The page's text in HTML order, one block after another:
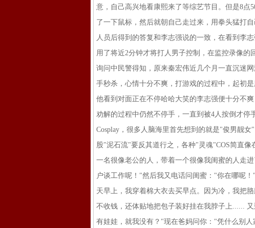
意，自己高兴地看康熙来了等综艺节目。但是8点
了一下鼠标，然后就朝自己走过来，用拳头猛打
人员后得到的答复和李志强说的一致，在看到李
用了将近2分钟才将打人男子控制，在监控录像
询问中民警得知，原来秦宏伟近几个月一直沉迷
手秒杀，心情十分不爽，打游戏的过程中，起初
他看到对面正在不停哈哈大笑的李志强便十分不
劝解的过程中仍然不停手，一直到被4人按倒才
Cosplay，很多人脑海里首先想到的就是"俊男靓
股"泥石流"要反其道行之，各种"灵魂"COS简直
一名很像老公的人，带着一个很像我闺蜜的人走
户谈工作呢！"然后我又电话问闺蜜："你在哪呢
天早上，我穿着棉大衣去买早点。因为冷，我把
不收钱，还体贴地把包子装好挂在我脖子上......
有娃娃，就我没有？"现在爸妈问你："凭什么别